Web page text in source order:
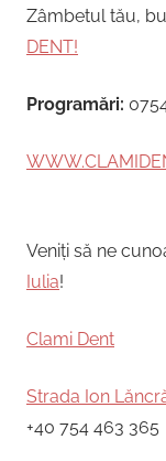
Zâmbetul tău,
DENT!
Programări:
Veniți să ne
Iulia!
Clami Dent
Strada Ion
+40 754 463 365